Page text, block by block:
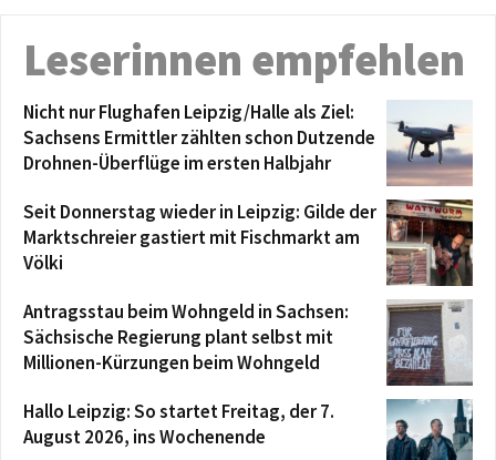
Leserinnen empfehlen
Nicht nur Flughafen Leipzig/Halle als Ziel:
Sachsens Ermittler zählten schon Dutzende
Drohnen-Überflüge im ersten Halbjahr
Seit Donnerstag wieder in Leipzig: Gilde der
Marktschreier gastiert mit Fischmarkt am
Völki
Antragsstau beim Wohngeld in Sachsen:
Sächsische Regierung plant selbst mit
Millionen-Kürzungen beim Wohngeld
Hallo Leipzig: So startet Freitag, der 7.
August 2026, ins Wochenende